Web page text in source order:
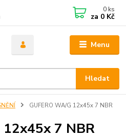
Menu
Hledat
0 ks
za 0 Kč
GUFERO WA/G 12x45x 7 NBR
12x45x 7 NBR